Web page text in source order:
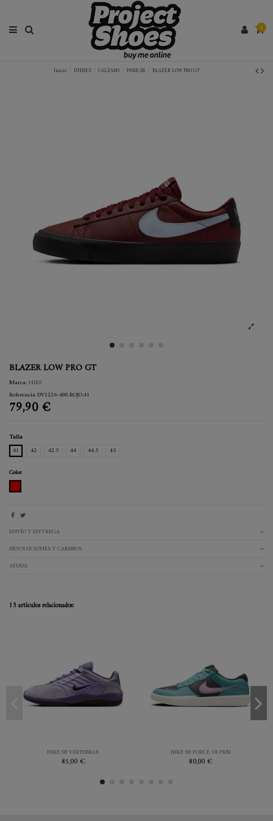
0
Inicio UNISEX CALZADO NIKE SB BLAZER LOW PRO GT
BLAZER LOW PRO GT
Marca: NIKE
ReferenciaDV1226-600.ROJO.41
79,90 €
Talla
41
42 42.5 44 44.5 45
Color
ENVÍO Y ENTREGA
DEVOLUCIONES Y CAMBIOS
AYUDA
15 artículos relacionados:
NIKE SB VERTEBRAE
85,00 €
Añadir al carrito
NIKE SB FORCE 58 PRM
80,00 €
Añadir al carrito